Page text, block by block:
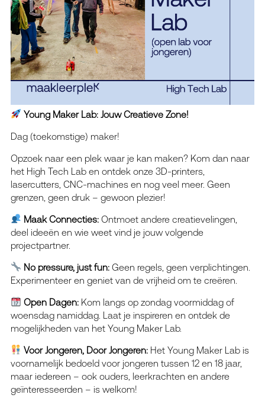
Young Maker Lab: Jouw Creatieve Zone!
Dag (toekomstige) maker!
Opzoek naar een plek waar je kan maken? Kom dan naar
het High Tech Lab en ontdek onze 3D-printers,
lasercutters, CNC-machines en nog veel meer. Geen
grenzen, geen druk – gewoon plezier!
Maak Connecties: Ontmoet andere creatievelingen,
deel ideeën en wie weet vind je jouw volgende
projectpartner.
No pressure, just fun: Geen regels, geen verplichtingen.
Experimenteer en geniet van de vrijheid om te creëren.
Open Dagen: Kom langs op zondag voormiddag of
woensdag namiddag. Laat je inspireren en ontdek de
mogelijkheden van het Young Maker Lab.
Voor Jongeren, Door Jongeren: Het Young Maker Lab is
voornamelijk bedoeld voor jongeren tussen 12 en 18 jaar,
maar iedereen – ook ouders, leerkrachten en andere
geïnteresseerden – is welkom!